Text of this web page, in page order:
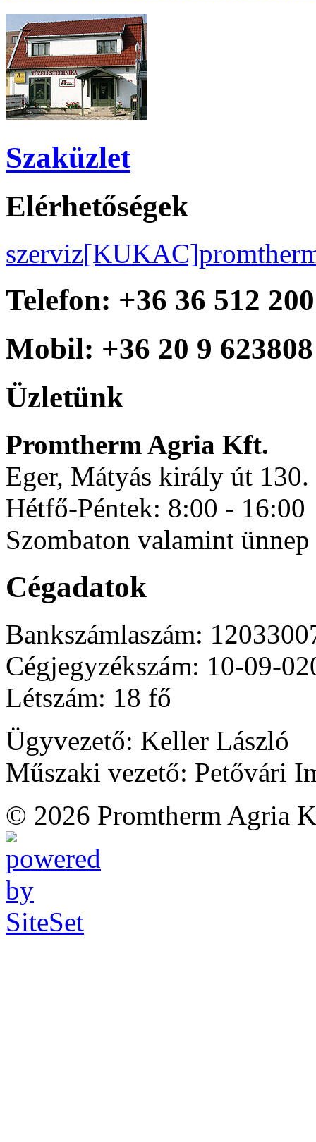
Szaküzlet
Elérhetőségek
Telefon: +36 36 512 200
Mobil: +36 20 9 623808
Üzletünk
Promtherm Agria Kft.
Eger, Mátyás király út 130.
Hétfő-Péntek: 8:00 - 16:00
Szombaton valamint
Cégadatok
Bankszámlaszám:
Cégjegyzékszám: 10-09-
Létszám: 18 fő
Ügyvezető: Keller László
Műszaki vezető: Petővári
© 2026 Promtherm Agria